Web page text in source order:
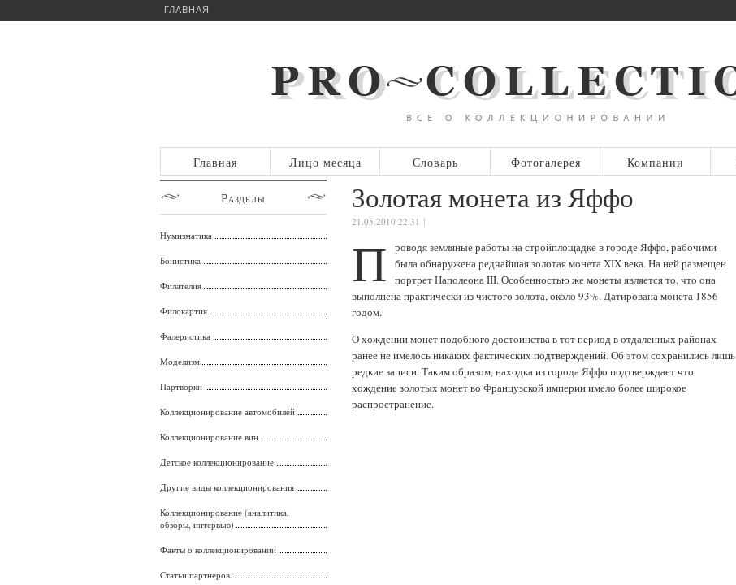
ГЛАВНАЯ
Главная Лицо месяца Словарь Фотогалерея Компании
Золотая монета из Яффо
21.05.2010 22:31
П
роводя земляные работы на стройплощадке в городе Яффо, рабочими
была обнаружена редчайшая золотая монета XIX века. На ней размещен
портрет Наполеона III. Особенностью же монеты является то, что она
выполнена практически из чистого золота, около 93%. Датирована монета 1856
годом.
О хождении монет подобного достоинства в тот период в отдаленных районах
ранее не имелось никаких фактических подтверждений. Об этом сохранились лишь
редкие записи. Таким образом, находка из города Яффо подтверждает что
хождение золотых монет во Французской империи имело более широкое
распространение.
Разделы
Нумизматика
Бонистика
Филателия
Филокартия
Фалеристика
Моделизм
Партворки
Коллекционирование автомобилей
Коллекционирование вин
Детское коллекционирование
Другие виды коллекционирования
Коллекционирование (аналитика,
обзоры, интервью)
Факты о коллекционировании
Статьи партнеров